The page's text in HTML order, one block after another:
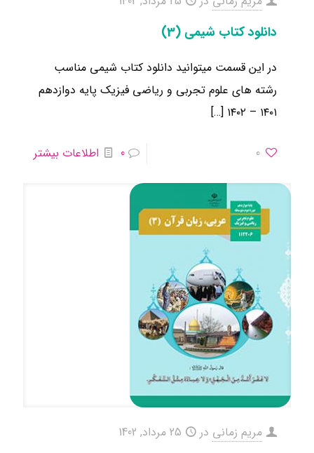
دانلود کتاب شیمی (3)
در این قسمت میتوانید دانلود کتاب شیمی مناسب
رشته های علوم تجربی و ریاضی فیزیک ​پایه دوازدهم
۱۴۰۱ – ۱۴۰۲
[…]
0
0 اطلاعات بیشتر
مریم زمانی در 25 مرداد, 1402